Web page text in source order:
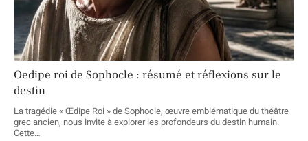
Oedipe roi de Sophocle : résumé et réflexions sur le
destin
La tragédie « Œdipe Roi » de Sophocle, œuvre emblématique du théâtre
grec ancien, nous invite à explorer les profondeurs du destin humain.
Cette…